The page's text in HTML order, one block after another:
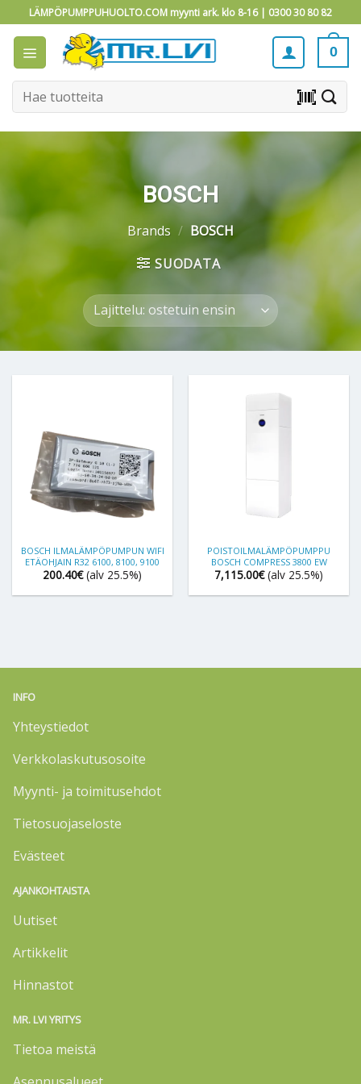
to
content
LÄMPÖPUMPPUHUOLTO.COM myynti ark. klo 8-16 | 0300 30 80 82
0
Etsi: barcode_scanner
BOSCH
Brands / BOSCH
SUODATA
BOSCH ILMALÄMPÖPUMPUN WIFI
ETÄOHJAIN R32 6100, 8100, 9100
200.40€ (alv 25.5%)
POISTOILMALÄMPÖPUMPPU
BOSCH COMPRESS 3800 EW
7,115.00€ (alv 25.5%)
INFO
Yhteystiedot
Verkkolaskutusosoite
Myynti- ja toimitusehdot
Tietosuojaseloste
Evästeet
AJANKOHTAISTA
Uutiset
Artikkelit
Hinnastot
MR. LVI YRITYS
Tietoa meistä